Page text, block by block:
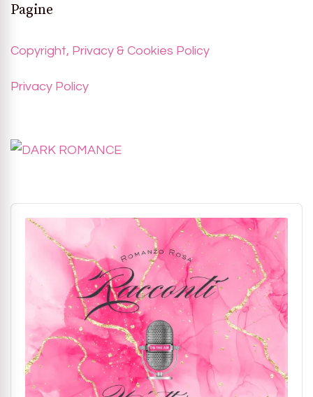
Pagine
Copyright, Privacy & Cookies Policy
Privacy Policy
Audio
Player